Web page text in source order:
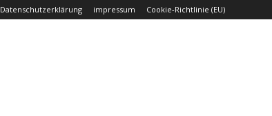
Datenschutzerklärung impressum Cookie-Richtlinie (EU)